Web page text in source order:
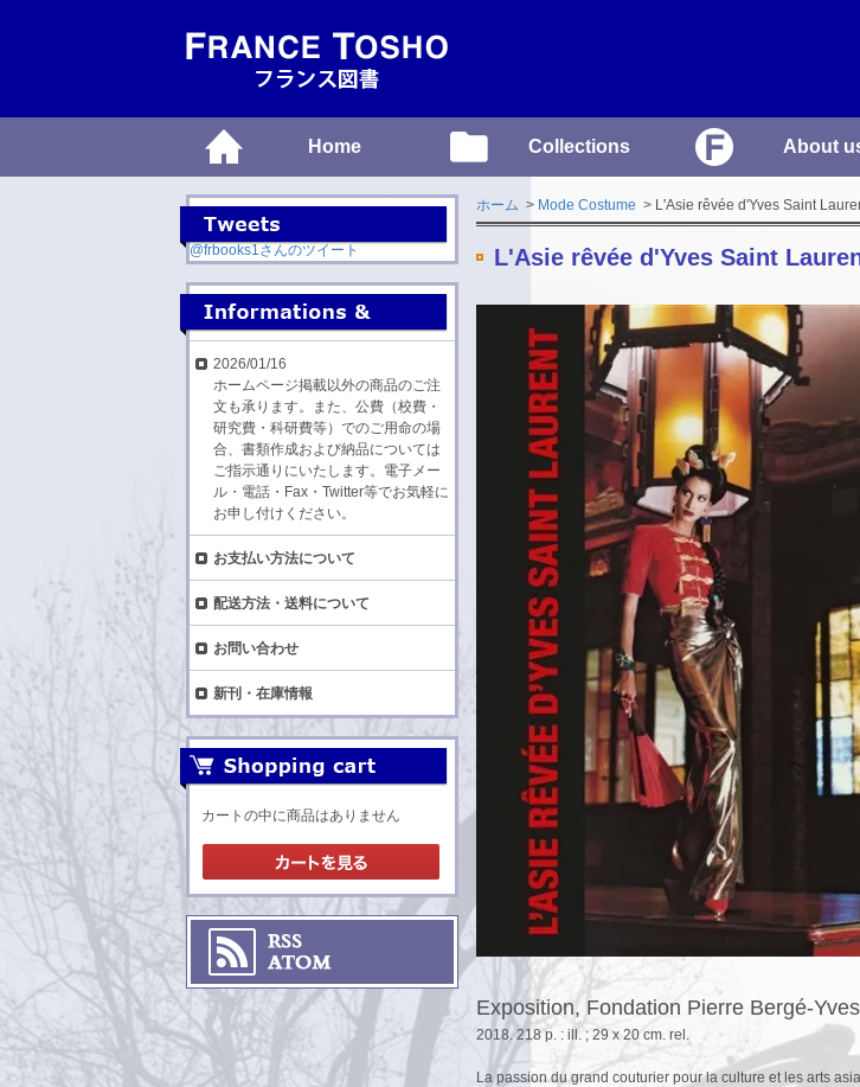
Home Collections About
ホーム > Mode Costume > L'Asie rêvée d'Yves Saint
L'Asie rêvée d'Yves Saint
Exposition, Fondation Pierre Bergé-
2018. 218 p. : ill. ; 29 x 20 cm. rel.
La passion du grand couturier pour la culture et les arts
@frbooks1さんのツイート
2026/01/16
ホームページ掲載以外の商品のご注
文も承ります。また、公費（校費・
研究費・科研費等）でのご用命の場
合、書類作成および納品については
ご指示通りにいたします。電子メー
ル・電話・Fax・Twitter等でお気軽に
お申し付けください。
お支払い方法について
配送方法・送料について
お問い合わせ
新刊・在庫情報
カートの中に商品はありません